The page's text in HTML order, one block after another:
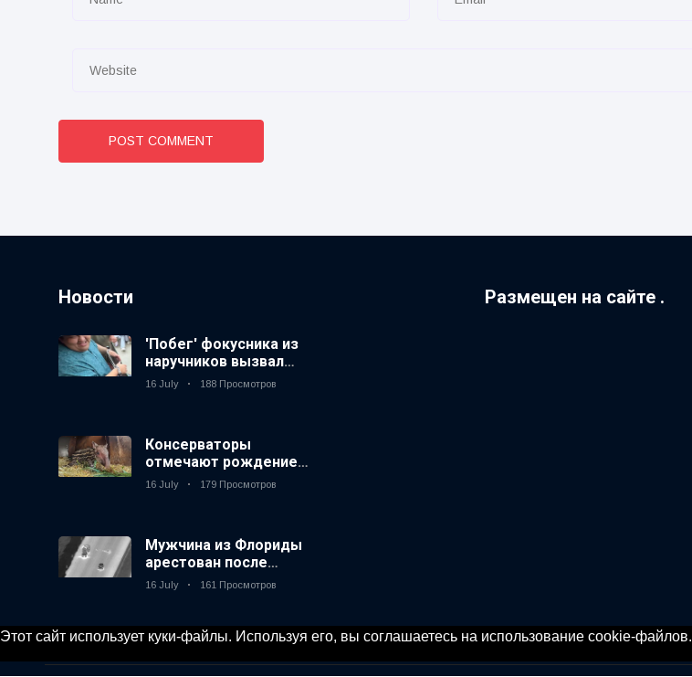
Этот сайт использует куки-файлы. Используя его, вы соглашаетесь на использование cookie-файлов.
POST COMMENT
Новости
'Побег' фокусника из
наручников вызвал
смех у аудитории
16 July 188 Просмотров
Консерваторы
отмечают рождение
первого низкогорного
16 July 179 Просмотров
Мужчина из Флориды
арестован после
запуска фейерверков
16 July 161 Просмотров
Размещен на сайте .